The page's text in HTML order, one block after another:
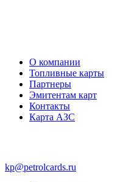
О компании
Топливные карты
Партнеры
Эмитентам карт
Контакты
Карта АЗС
kp@petrolcards.ru